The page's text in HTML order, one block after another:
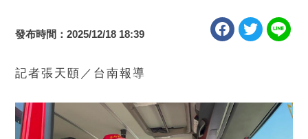
發布時間：2025/12/18 18:39
記者張天頤／台南報導